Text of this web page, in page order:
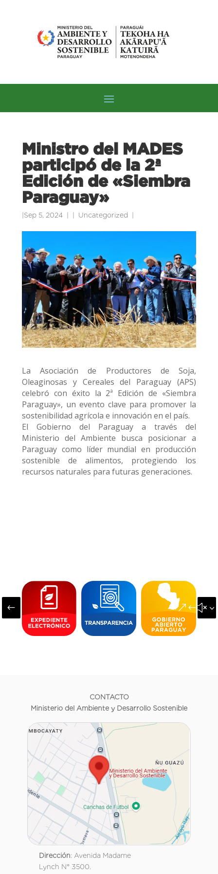
Ministro del MADES
participó de la 2ª
Edición de «Siembra
Paraguay»
Sep 5, 2024 Uncategorized
La Asociación de Productores de Soja,
Oleaginosas y Cereales del Paraguay (APS)
celebró con éxito la 2ª Edición de «Siembra
Paraguay», un evento clave para promover la
sostenibilidad agrícola e innovación en el país.
El Gobierno del Paraguay a través del
Ministerio del Ambiente busca posicionar a
Paraguay como líder mundial en producción
sostenible de alimentos, protegiendo los
recursos naturales para futuras generaciones.
#
CONTACTO
Ministerio del Ambiente y Desarrollo Sostenible
Dirección: Avenida Madame
Lynch N° 3500.